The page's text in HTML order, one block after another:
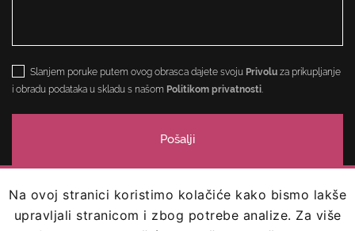
Slanjem poruke putem ovog obrasca dajete svoju Privolu za prikupljanje
i obradu podataka u skladu s našom Politikom privatnosti.
Na ovoj stranici koristimo kolačiće kako bismo lakše
upravljali stranicom i zbog potrebe analize. Za više